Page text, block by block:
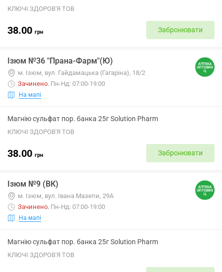
КЛЮЧІ ЗДОРОВ'Я ТОВ
38.00 грн Забронювати
Ізюм №36 "Прана-Фарм"(Ю)
м. Ізюм, вул. Гайдамацька (Гагаріна), 18/2
Зачинено. Пн-Нд: 07:00-19:00
На мапі
Магнію сульфат пор. банка 25г Solution Pharm
КЛЮЧІ ЗДОРОВ'Я ТОВ
38.00 грн Забронювати
Ізюм №9 (ВК)
м. Ізюм, вул. Івана Мазепи, 29А
Зачинено. Пн-Нд: 07:00-19:00
На мапі
Магнію сульфат пор. банка 25г Solution Pharm
КЛЮЧІ ЗДОРОВ'Я ТОВ